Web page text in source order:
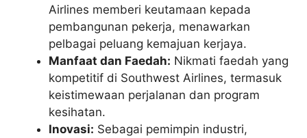
Airlines memberi keutamaan kepada
pembangunan pekerja, menawarkan
pelbagai peluang kemajuan kerjaya.
Manfaat dan Faedah: Nikmati faedah yang
kompetitif di Southwest Airlines, termasuk
keistimewaan perjalanan dan program
kesihatan.
Inovasi: Sebagai pemimpin industri,